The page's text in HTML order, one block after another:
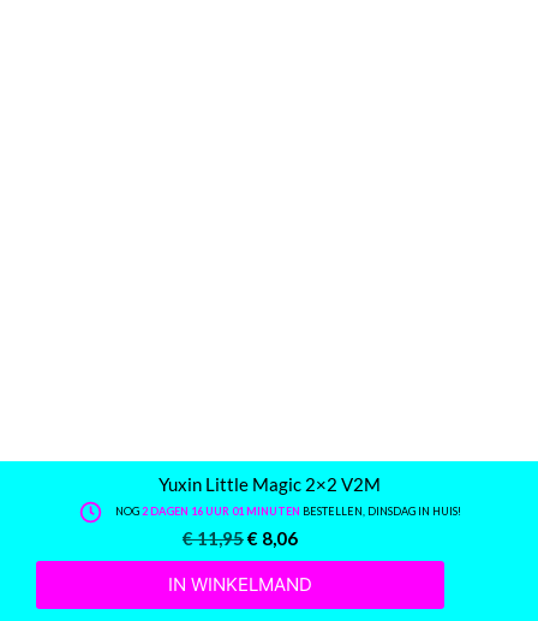
Yuxin Little Magic 2×2 V2M
NOG2 DAGEN 16 UUR 01 MINUTEN BESTELLEN, DINSDAG IN HUIS!
€11,95€ 8,06
IN WINKELMAND